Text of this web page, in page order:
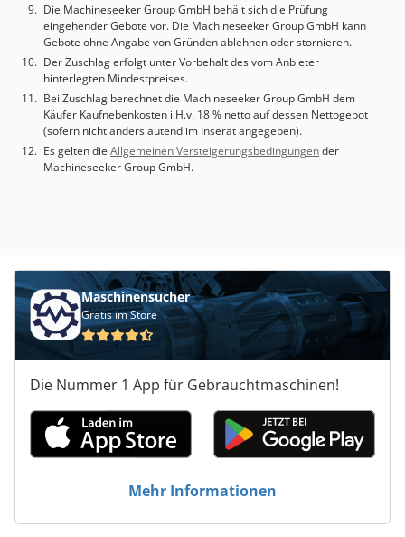
Die Machineseeker Group GmbH behält sich die Prüfung
eingehender Gebote vor. Die Machineseeker Group GmbH kann
Gebote ohne Angabe von Gründen ablehnen oder stornieren.
Der Zuschlag erfolgt unter Vorbehalt des vom Anbieter
hinterlegten Mindestpreises.
Bei Zuschlag berechnet die Machineseeker Group GmbH dem
Käufer Kaufnebenkosten i.H.v. 18 % netto auf dessen Nettogebot
(sofern nicht anderslautend im Inserat angegeben).
Es gelten die Allgemeinen Versteigerungsbedingungender
Machineseeker Group GmbH.
Maschinensucher
Gratis im Store
Die Nummer 1 App für Gebrauchtmaschinen!
Mehr Informationen